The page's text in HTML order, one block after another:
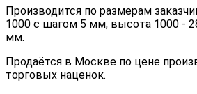
Производится по размерам
1000 с шагом 5 мм, высота 1000 -
мм.
Продаётся в Москве по цене
торговых наценок.